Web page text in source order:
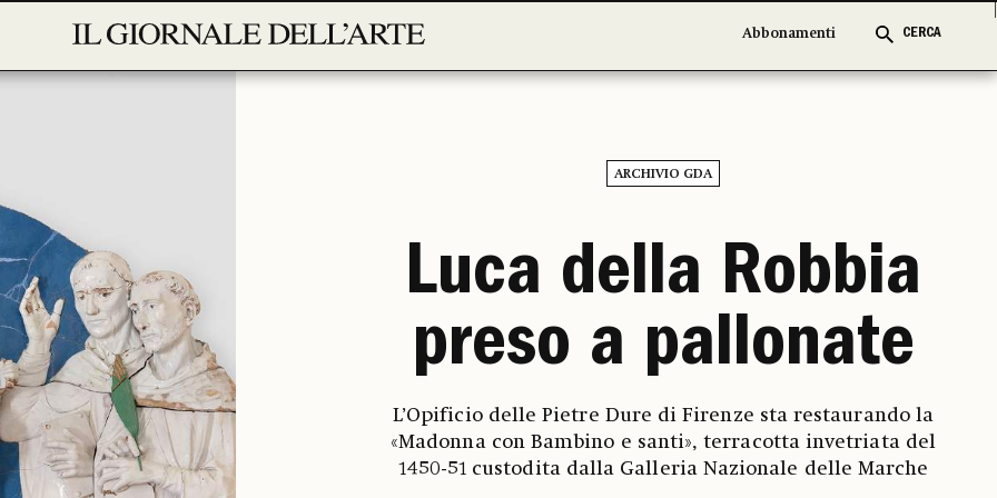
Abbonamenti CERCA
Abbonamenti CERCA
ARCHIVIO GDA
Luca della Robbia
preso a pallonate
L’Opificio delle Pietre Dure di Firenze sta restaurando la
«Madonna con Bambino e santi», terracotta invetriata del
1450-51 custodita dalla Galleria Nazionale delle Marche